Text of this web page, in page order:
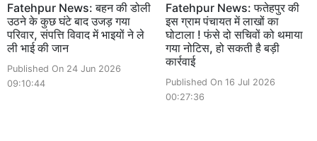
Fatehpur News: बहन की डोली
उठने के कुछ घंटे बाद उजड़ गया
परिवार, संपत्ति विवाद में भाइयों ने ले
ली भाई की जान
Published On 24 Jun 2026
09:10:44
Fatehpur News: फतेहपुर की
इस ग्राम पंचायत में लाखों का
घोटाला ! फंसे दो सचिवों को थमाया
गया नोटिस, हो सकती है बड़ी
कार्रवाई
Published On 16 Jul 2026
00:27:36